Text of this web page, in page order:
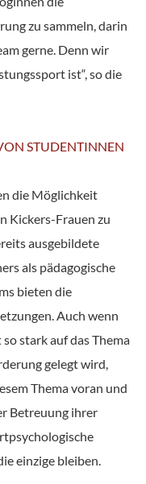
zu sammeln, darin
gerne. Denn wir
ist“, so die
STUDENTINNEN
die Möglichkeit
Kickers-Frauen zu
ausgebildete
als pädagogische
bieten die
Auch wenn
stark auf das Thema
gelegt wird,
Thema voran und
Betreuung ihrer
einzige bleiben.